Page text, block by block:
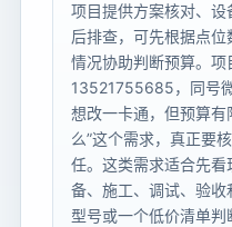
项目提供方案核对、
后排查，可先根据点
情况协助判断预算。项
13521755685，同号
想改一卡通，但预算
么”这个需求，真正要
任。这类需求适合先
备、施工、调试、验
型号或一个低价清单判